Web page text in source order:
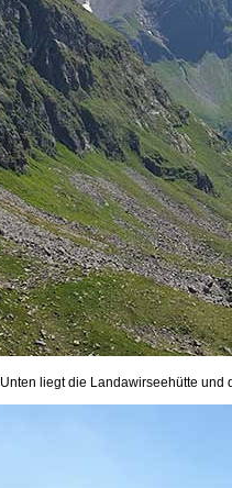
Unten liegt die Landawirseehütte und